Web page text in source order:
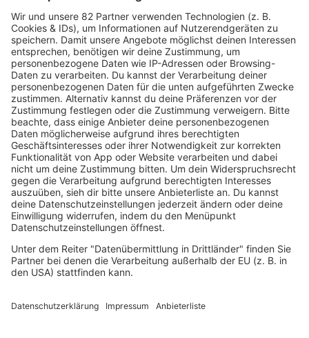
04.08.2026
"Nimrods": Eine Green Day Komödie im
Kino
mehr lesen
IMAGO / Avalon.red